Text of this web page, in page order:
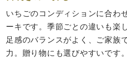
いちごのコンディションに合わ
ーキです。季節ごとの違いも楽
足感のバランスがよく、ご家族
力。贈り物にも選びやすいです。